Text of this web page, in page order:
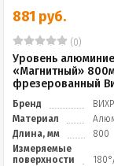
881 руб.
(0)
Уровень
«Магнитный»
фрезерованный
Бренд
Материал
Длина, мм
800
Измеряемые
поверхности